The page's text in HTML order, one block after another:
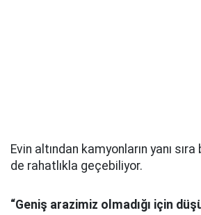
Evin altından kamyonların yanı
de rahatlıkla geçebiliyor.
“Geniş arazimiz olmadığı için